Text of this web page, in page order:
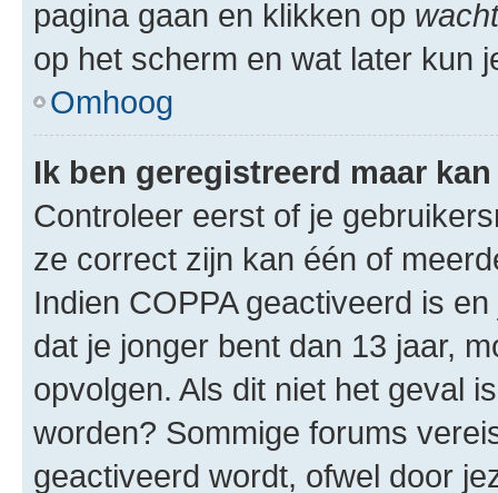
pagina gaan en klikken op
op het scherm en wat later kun
Omhoog
Ik ben geregistreerd maar
Controleer eerst of je
ze correct zijn kan één of
Indien COPPA geactiveerd is
dat je jonger bent dan 13 jaar,
opvolgen. Als dit niet het geval
worden? Sommige forums
geactiveerd wordt, ofwel door